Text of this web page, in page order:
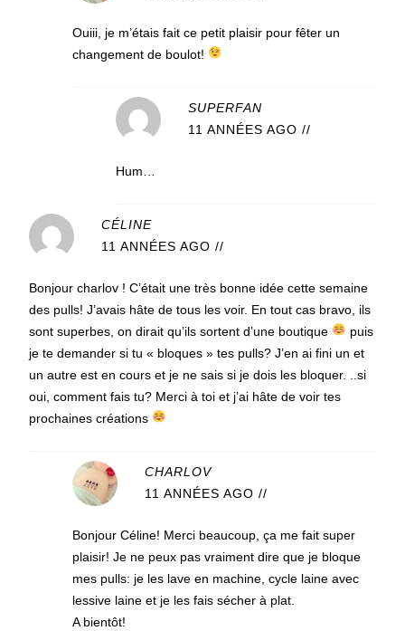
Ouiii, je m’étais fait ce petit plaisir pour fêter un
changement de boulot!
SUPERFAN
11 ANNÉES AGO //
Hum…
CÉLINE
11 ANNÉES AGO //
Bonjour charlov ! C’était une très bonne idée cette semaine
des pulls! J’avais hâte de tous les voir. En tout cas bravo, ils
sont superbes, on dirait qu’ils sortent d’une boutique
puis
je te demander si tu « bloques » tes pulls? J’en ai fini un et
un autre est en cours et je ne sais si je dois les bloquer. ..si
oui, comment fais tu? Merci à toi et j’ai hâte de voir tes
prochaines créations
CHARLOV
11 ANNÉES AGO //
Bonjour Céline! Merci beaucoup, ça me fait super
plaisir! Je ne peux pas vraiment dire que je bloque
mes pulls: je les lave en machine, cycle laine avec
lessive laine et je les fais sécher à plat.
A bientôt!